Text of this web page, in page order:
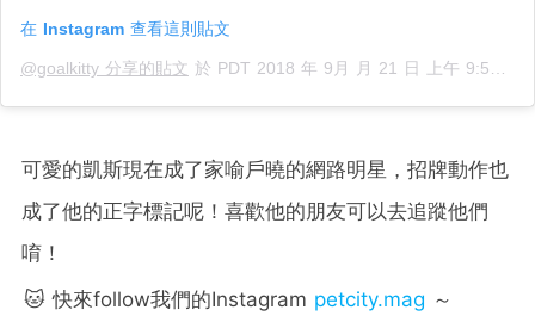
在 Instagram 查看這則貼文
@goalkitty 分享的貼文 於 PDT 2018 年 9月 月 21 日 上午 9:55 張
可愛的凱斯現在成了家喻戶曉的網路明星，招牌動作也
成了他的正字標記呢！喜歡他的朋友可以去追蹤他們
唷！
🐱 快來follow我們的Instagram petcity.mag ～